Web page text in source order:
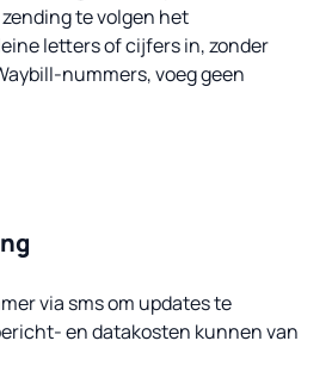
te volgen het
letters of cijfers in, zonder
nummers, voeg geen
via sms om updates te
en datakosten kunnen van